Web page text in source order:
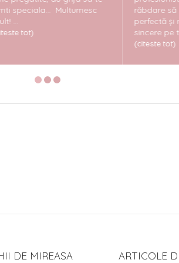
speciala... Multumesc
...
tot)
răbdare să
perfectă și
sincere pe
(citeste tot)
DE MIREASA ARTICOLE